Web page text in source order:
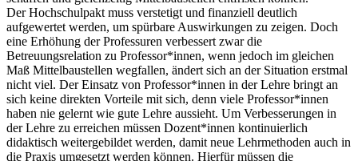
Der Hochschulpakt muss verstetigt und finanziell deutlich
aufgewertet werden, um spürbare Auswirkungen zu zeigen. Doch
eine Erhöhung der Professuren verbessert zwar die
Betreuungsrelation zu Professor*innen, wenn jedoch im gleichen
Maß Mittelbaustellen wegfallen, ändert sich an der Situation erstmal
nicht viel. Der Einsatz von Professor*innen in der Lehre bringt an
sich keine direkten Vorteile mit sich, denn viele Professor*innen
haben nie gelernt wie gute Lehre aussieht. Um Verbesserungen in
der Lehre zu erreichen müssen Dozent*innen kontinuierlich
didaktisch weitergebildet werden, damit neue Lehrmethoden auch in
die Praxis umgesetzt werden können. Hierfür müssen die